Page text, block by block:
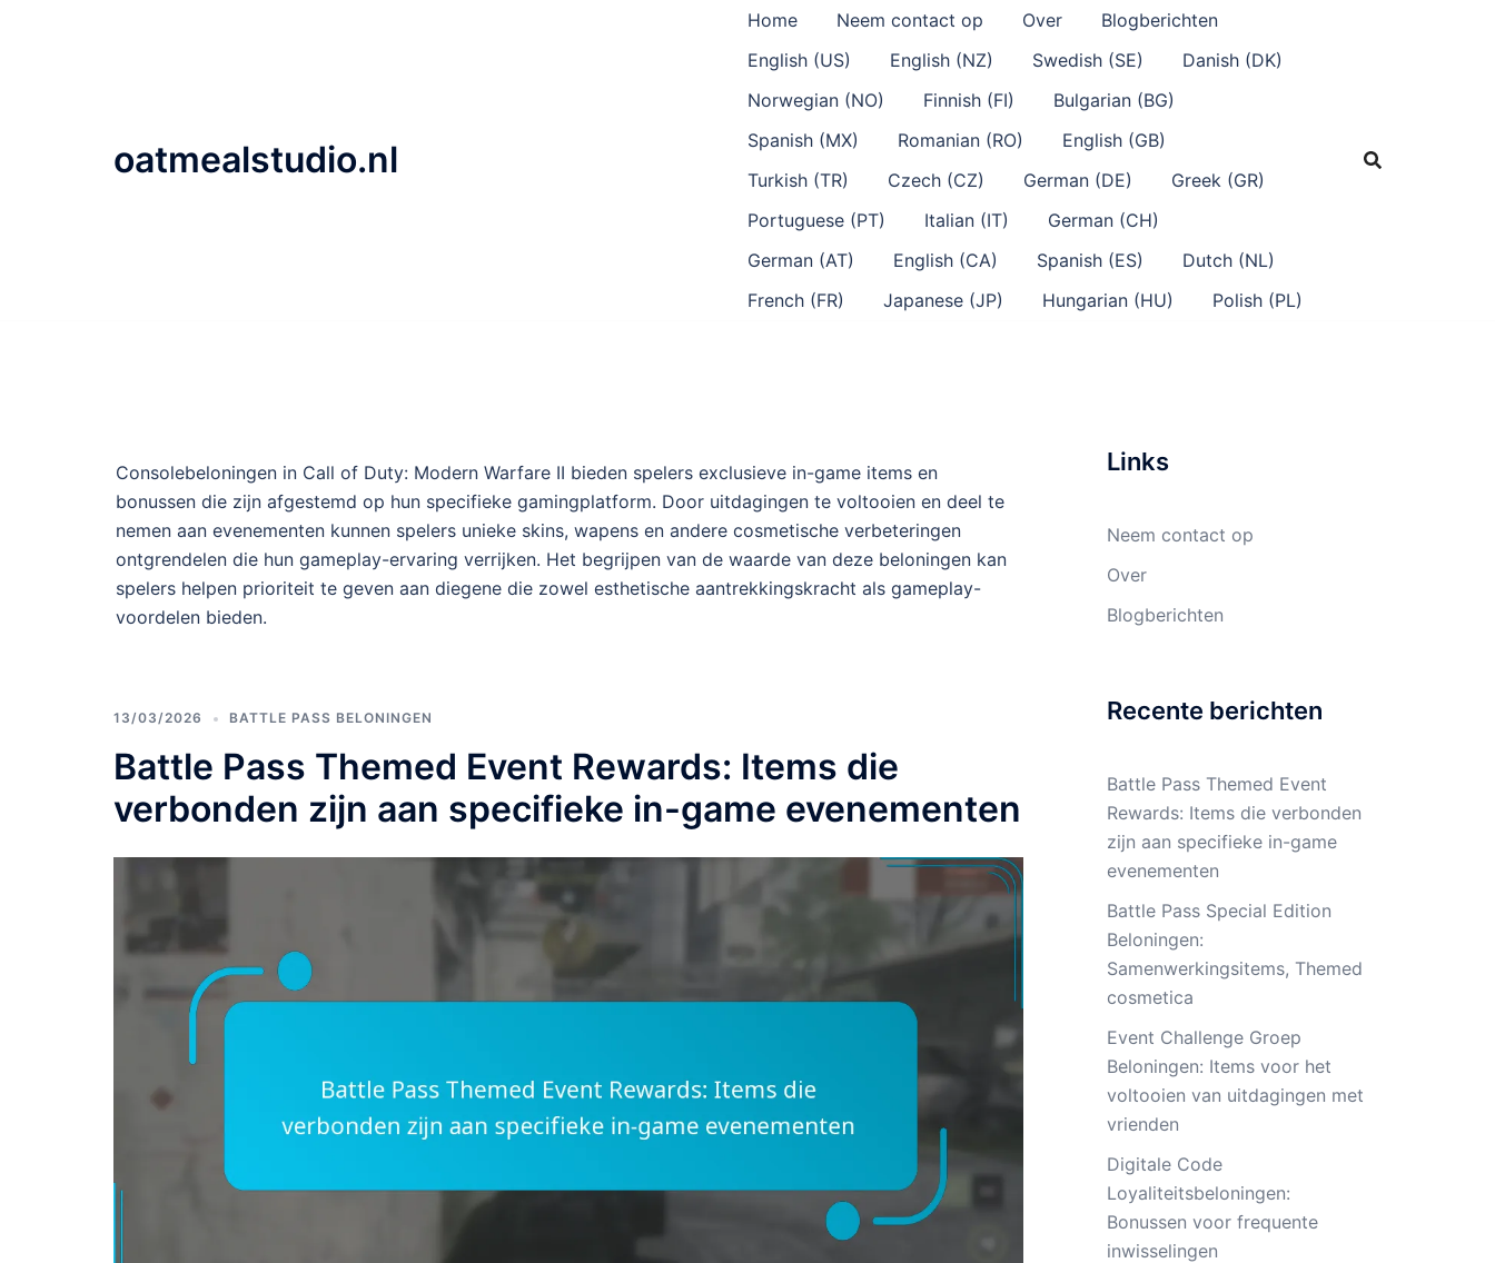
oatmealstudio.nl
Home Neem contact op Over
Blogberichten
English (US)
English (NZ) Swedish (SE)
Danish (DK)
Norwegian (NO)
Finnish (FI)
Bulgarian (BG)
Spanish (MX)
Romanian (RO)
English (GB)
Turkish (TR)
Czech (CZ) German (DE)
Greek (GR)
Portuguese (PT)
Italian (IT)
German (CH)
German (AT)
English (CA) Spanish (ES)
Dutch (NL)
French (FR)
Japanese (JP) Hungarian (HU) Polish (PL)
Consolebeloningen in Call of Duty: Modern Warfare II bieden spelers exclusieve in-game items en
bonussen die zijn afgestemd op hun specifieke gamingplatform. Door uitdagingen te voltooien en deel te
nemen aan evenementen kunnen spelers unieke skins, wapens en andere cosmetische verbeteringen
ontgrendelen die hun gameplay-ervaring verrijken. Het begrijpen van de waarde van deze beloningen kan
spelers helpen prioriteit te geven aan diegene die zowel esthetische aantrekkingskracht als gameplay-
voordelen bieden.
13/03/2026 BATTLE PASS BELONINGEN
Battle Pass Themed Event Rewards: Items die
verbonden zijn aan specifieke in-game evenementen
Links
Neem contact op
Over
Blogberichten
Recente berichten
Battle Pass Themed Event
Rewards: Items die verbonden
zijn aan specifieke in-game
evenementen
Battle Pass Special Edition
Beloningen:
Samenwerkingsitems, Themed
cosmetica
Event Challenge Groep
Beloningen: Items voor het
voltooien van uitdagingen met
vrienden
Digitale Code
Loyaliteitsbeloningen:
Bonussen voor frequente
inwisselingen